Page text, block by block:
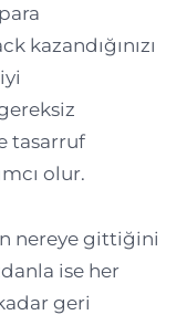
kazandığınızı
tasarruf
olur.
nereye gittiğini
ise her
geri